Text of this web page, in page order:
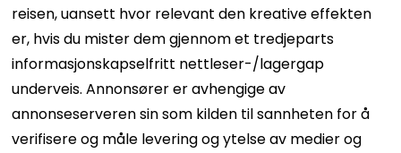
reisen, uansett hvor relevant den kreative effekten
er, hvis du mister dem gjennom et tredjeparts
informasjonskapselfritt nettleser-/lagergap
underveis. Annonsører er avhengige av
annonseserveren sin som kilden til sannheten for å
verifisere og måle levering og ytelse av medier og